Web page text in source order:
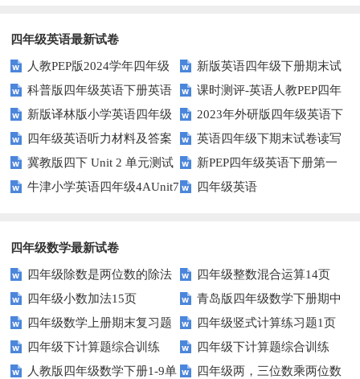
四年级英语最新试卷
人教PEP版2024学年四年级
英语下册期末测试卷
新版英语四年级下册期末试
卷
科普版四年级英语下册英语
Lesson1测试题及答案
课时测评-英语人教PEP四年
级上册 unit3 What would you
like-PartB练习及答案 (3)
新版译林版小学英语四年级
下册试卷Unit1-Unit2单元测试题
2023年外研版四年级英语下
册期中检测试题
四年级英语听力材料及答案
英语四年级下期末试卷读写
部分答案
冀教版四下 Unit 2 单元测试
新PEP四年级英语下册第一
单元测试题
牛津小学英语四年级4AUnit7
四年级英语
四年级数学最新试卷
四年级除数是两位数的除法
11页
四年级整数混合运算14页
四年级小数加法15页
青岛版四年级数学下册期中
测试题及答案
四年级数学上册期末复习题
及详细答案(5套)
四年级竖式计算练习题1页
（无答案）
四年级下计算题综合训练
（师版）
四年级下计算题综合训练
（学生版）
人教版四年级数学下册1-9单 四年级两，三位数乘两位数